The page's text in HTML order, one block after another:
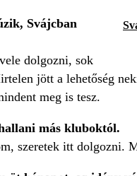
Svájcban
dolgozni, sok
jött a lehetőség
meg is tesz.
más kluboktól.
szeretek itt dolgozni.